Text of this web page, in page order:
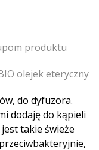
produktu
olejek eteryczny
do dyfuzora.
dodaję do kąpieli
takie świeże